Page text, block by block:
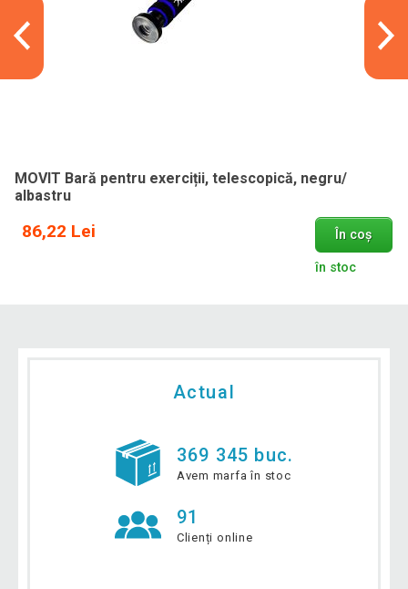
MOVIT Bară pentru exerciții, telescopică, negru/
albastru
86,22 Lei În coș
în stoc
Actual
369 345 buc.
Avem marfa în stoc
91
Clienți online